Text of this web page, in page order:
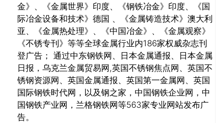
金》、《金属世界》印度、《钢铁冶金》印度、《国
际冶金设备和技术》德国 、《金属铸造技术》澳大利
亚、《金属热处理》、《中国冶金》、《金属观察》
《不锈专刊》等等全球金属行业内186家权威杂志刊
登广告； 通过中东钢铁网、日本金属通报、日本金属
日报，乌克兰金属贸易网,英国不锈钢焦点网、英国不
锈钢资源网、英国金属通报、英国第一金属网、英国
国际钢铁时代网，以及钢之家，中国钢铁企业网，中
国钢铁产业网，兰格钢铁网等563家专业网站发布广
告。